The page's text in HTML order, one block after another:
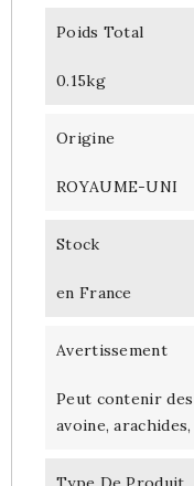
Poids Total
0.15kg
Origine
ROYAUME-UNI
Stock
en France
Avertissement
Peut contenir
avoine,